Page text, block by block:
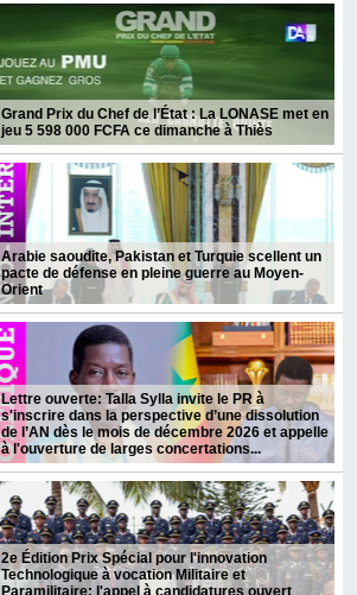
Grand Prix du Chef de l’État : La LONASE met en
jeu 5 598 000 FCFA ce dimanche à Thiès
Arabie saoudite, Pakistan et Turquie scellent un
pacte de défense en pleine guerre au Moyen-
Orient
Lettre ouverte: Talla Sylla invite le PR à
s'inscrire dans la perspective d’une dissolution
de l’AN dès le mois de décembre 2026 et appelle
à l'ouverture de larges concertations...
2e Édition Prix Spécial pour l'innovation
Technologique à vocation Militaire et
Paramilitaire: l'appel à candidatures ouvert